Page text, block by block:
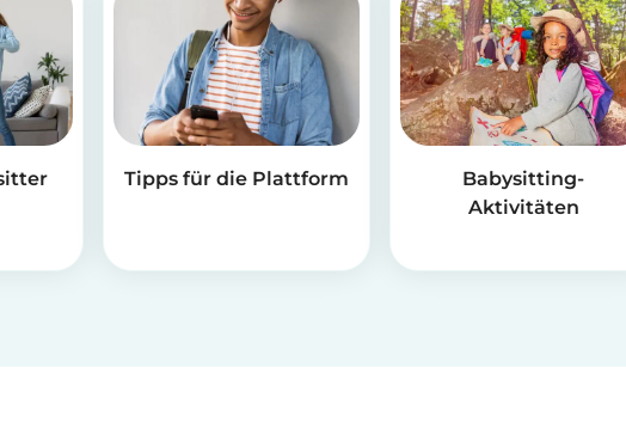
Tipps für die Plattform
Babysitting-
Aktivitäten